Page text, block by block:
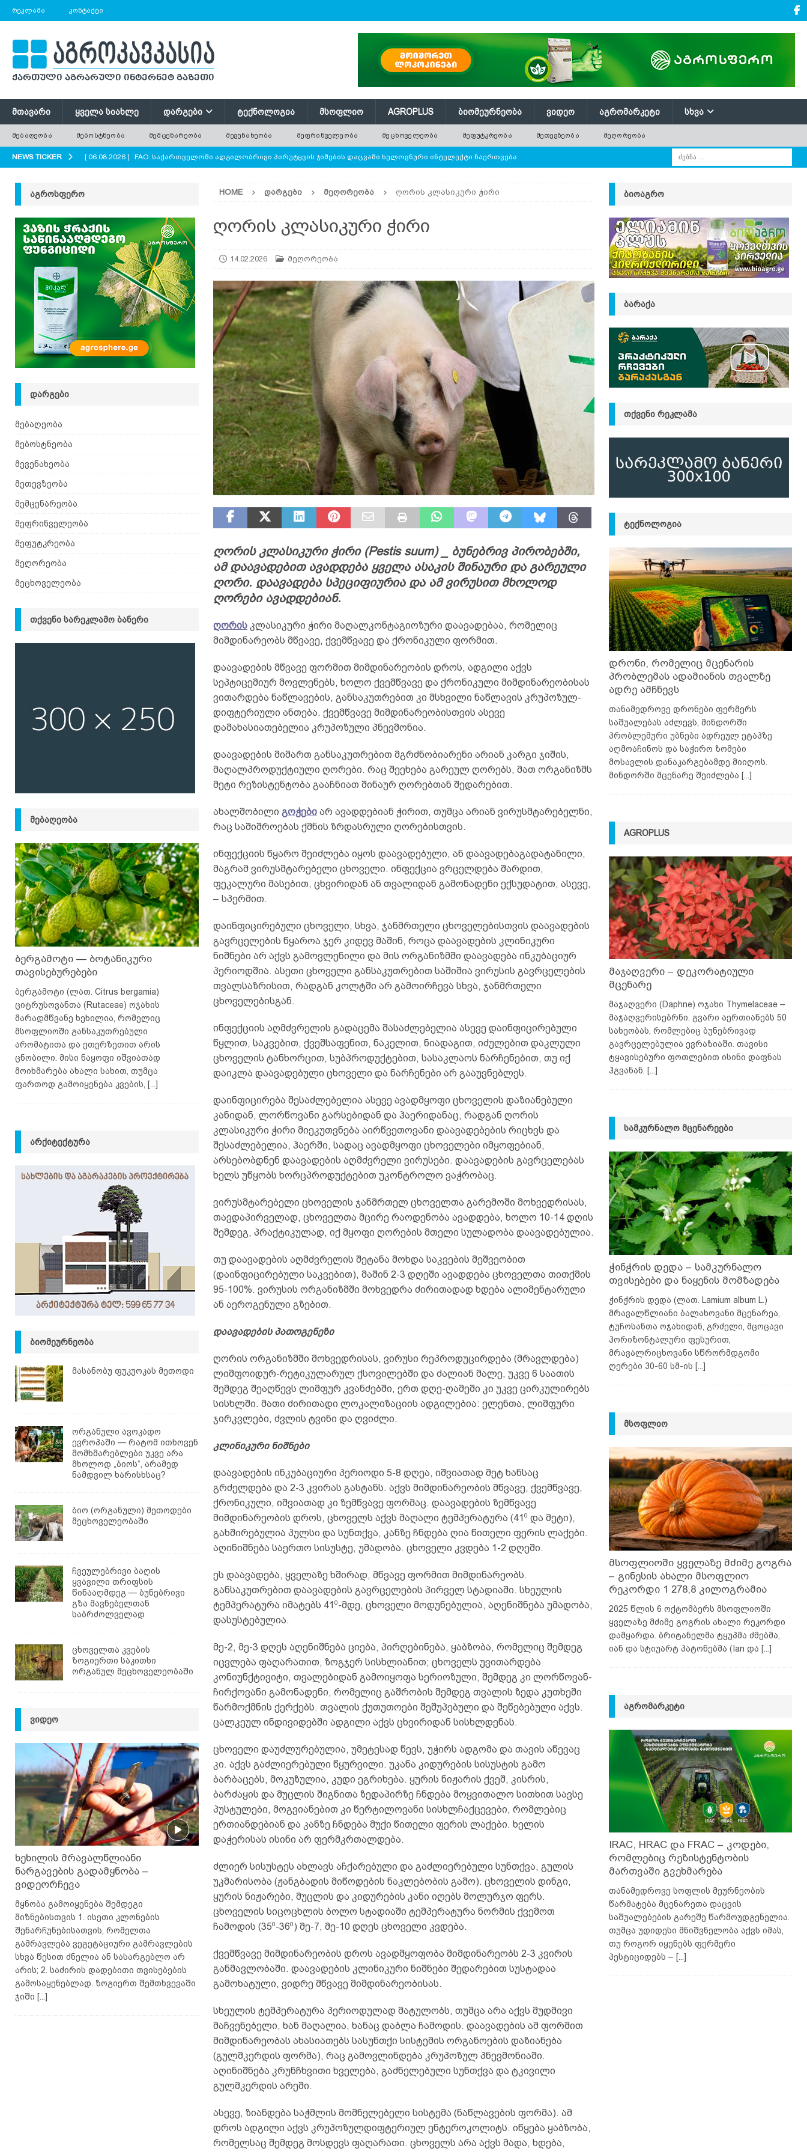
ᲠᲔᲙᲚᲐᲛᲐ ᲙᲝᲜᲢᲐᲥᲢᲘ
ᲛᲗᲐᲕᲐᲠᲘ ᲧᲕᲔᲚᲐ ᲡᲘᲐᲮᲚᲔ ᲓᲐᲠᲒᲔᲑᲘ ᲢᲔᲥᲜᲝᲚᲝᲒᲘᲐ ᲛᲡᲝᲤᲚᲘᲝ AGROPLUS ᲑᲘᲝᲛᲔᲣᲠᲜᲔᲝᲑᲐ ᲕᲘᲓᲔᲝ ᲐᲒᲠᲝᲛᲐᲠᲙᲔᲢᲘ ᲡᲮᲕᲐ
ᲛᲔᲑᲐᲦᲔᲝᲑᲐ ᲛᲔᲑᲝᲡᲢᲜᲔᲝᲑᲐ ᲛᲔᲛᲪᲔᲜᲐᲠᲔᲝᲑᲐ ᲛᲔᲕᲔᲜᲐᲮᲔᲝᲑᲐ ᲛᲔᲤᲠᲘᲜᲕᲔᲚᲔᲝᲑᲐ ᲛᲔᲪᲮᲝᲕᲔᲚᲔᲝᲑᲐ ᲛᲔᲤᲣᲢᲙᲠᲔᲝᲑᲐ ᲛᲔᲗᲔᲕᲖᲔᲝᲑᲐ ᲛᲔᲦᲝᲠᲔᲝᲑᲐ
NEWS TICKER [ 06.08.2026 ] FAO: საქართველოში ადგილობრივი პირუტყვის ჯიშების დაცვაში ხელოვნური ინტელექტი ჩაერთვება
ძველი ხე უფრო ძვირფასია, ვიდრე ათობით ახალი ნერგი — რატომ ვერ ანაცვლებს დარგვა
ყოველთვის მოჭრილ ხეს?
[ 06.08.2026 ] ტრაქტორი, რომელიც საბურავების წნევას თავად არეგულირებს
[ 06.08.2026 ] რუკოლა — არომატული ფოთლოვანი ბოსტნეული, რომლის პოპულარობა მსოფლიოში სწრაფად
იზრდება ᲛᲔᲑᲝᲡᲢᲜᲔᲝᲑᲐ
[ 06.08.2026 ] მაჯაღვერი – დეკორატიული მცენარე AGROPLUS
HOME ᲓᲐᲠᲒᲔᲑᲘ ᲛᲔᲦᲝᲠᲔᲝᲑᲐ ღორის კლასიკური ჭირი
ღორის კლასიკური ჭირი
14.02.2026 მეღორეობა
ღორის კლასიკური ჭირი (Pestis suum) _ ბუნებრივ პირობებში,
ამ დაავადებით ავადდება ყველა ასაკის შინაური და გარეული
ღორი. დაავადება სპეციფიურია და ამ ვირუსით მხოლოდ
ღორები ავადდებიან.
ღორისკლასიკური ჭირი მაღალკონტაგიოზური დაავადებაა, რომელიც
მიმდინარეობს მწვავე, ქვემწვავე და ქრონიკული ფორმით.
დაავადების მწვავე ფორმით მიმდინარეობის დროს, ადგილი აქვს
სეპტიცემიურ მოვლენებს, ხოლო ქვემწვავე და ქრონიკული მიმდინარეობისას
ვითარდება ნაწლავების, განსაკუთრებით კი მსხვილი ნაწლავის კრუპოზულ-
დიფტერიული ანთება. ქვემწვავე მიმდინარეობისთვის ასევე
დამახასიათებელია კრუპოზული პნევმონია.
დაავადების მიმართ განსაკუთრებით მგრძნობიარენი არიან კარგი ჯიშის,
მაღალპროდუქტიული ღორები. რაც შეეხება გარეულ ღორებს, მათ ორგანიზმს
მეტი რეზისტენტობა გააჩნიათ შინაურ ღორებთან შედარებით.
ახალშობილი გოჭებიარ ავადდებიან ჭირით, თუმცა არიან ვირუსმტარებელნი,
რაც საშიშროებას ქმნის ზრდასრული ღორებისთვის.
ინფექციის წყარო შეიძლება იყოს დაავადებული, ან დაავადებაგადატანილი,
მაგრამ ვირუსმტარებელი ცხოველი. ინფექცია ვრცელდება შარდით,
ფეკალური მასებით, ცხვირიდან ან თვალიდან გამონადენი ექსუდატით, ასევე,
– სპერმით.
დაინფიცირებული ცხოველი, სხვა, ჯანმრთელი ცხოველებისთვის დაავადების
გავრცელების წყაროა ჯერ კიდევ მაშინ, როცა დაავადების კლინიკური
ნიშნები არ აქვს გამოვლენილი და მის ორგანიზმში დაავადება ინკუბაციურ
პერიოდშია. ასეთი ცხოველი განსაკუთრებით საშიშია ვირუსის გავრცელების
თვალსაზრისით, რადგან კოლტში არ გამოირჩევა სხვა, ჯანმრთელი
ცხოველებისგან.
ინფექციის აღმძვრელის გადაცემა შასაძლებელია ასევე დაინფიცირებული
წყლით, საკვებით, ქვეშსაფენით, ნაკელით, ნიადაგით, იძულებით დაკლული
ცხოველის ტანხორცით, სუბპროდუქტებით, სასაკლაოს ნარჩენებით, თუ იქ
დაიკლა დაავადებული ცხოველი და ნარჩენები არ გააუვნებლეს.
დაინფიცირება შესაძლებელია ასევე ავადმყოფი ცხოველის დაზიანებული
კანიდან, ლორწოვანი გარსებიდან და ჰაერიდანაც, რადგან ღორის
კლასიკური ჭირი მიეკუთვნება აირწვეთოვანი დაავადებების რიცხვს და
შესაძლებელია, ჰაერში, სადაც ავადმყოფი ცხოველები იმყოფებიან,
არსებობდნენ დაავადების აღმძვრელი ვირუსები. დაავადების გავრცელებას
ხელს უწყობს ხორცპროდუქტებით უკონტროლო ვაჭრობაც.
ვირუსმტარებელი ცხოველის ჯანმრთელ ცხოველთა გარემოში მოხვედრისას,
თავდაპირველად, ცხოველთა მცირე რაოდენობა ავადდება, ხოლო 10-14 დღის
შემდეგ, პრაქტიკულად, იქ მყოფი ღორების მთელი სულადობა დაავადებულია.
თუ დაავადების აღმძვრელის შეტანა მოხდა საკვების მეშვეობით
(დაინფიცირებული საკვებით), მაშინ 2-3 დღეში ავადდება ცხოველთა თითქმის
95-100%. ვირუსის ორგანიზმში მოხვედრა ძირითადად ხდება ალიმენტარული
ან აეროგენული გზებით.
დაავადების პათოგენეზი
ღორის ორგანიზმში მოხვედრისას, ვირუსი რეპროდუცირდება (მრავლდება)
ლიმფოიდურ-რეტიკულარულ ქსოვილებში და ძალიან მალე, უკვე 6 საათის
შემდეგ შეაღწევს ლიმფურ კვანძებში, ერთ დღე-ღამეში კი უკვე ცირკულირებს
სისხლში. მათი ძირითადი ლოკალიზაციის ადგილებია: ელენთა, ლიმფური
ჯირკვლები, ძვლის ტვინი და ღვიძლი.
კლინიკური ნიშნები
დაავადების ინკუბაციური პერიოდი 5-8 დღეა, იშვიათად მეტ ხანსაც
გრძელდება და 2-3 კვირას გასტანს. აქვს მიმდინარეობის მწვავე, ქვემწვავე,
ქრონიკული, იშვიათად კი ზემწვავე ფორმაც. დაავადების ზემწვავე
მიმდინარეობის დროს, ცხოველს აქვს მაღალი ტემპერატურა (41 0 და მეტი),
გახშირებულია პულსი და სუნთქვა, კანზე ჩნდება ღია წითელი ფერის ლაქები.
აღინიშნება საერთო სისუსტე, უმადობა. ცხოველი კვდება 1-2 დღეში.
ეს დაავადება, ყველაზე ხშირად, მწვავე ფორმით მიმდინარეობს.
განსაკუთრებით დაავადების გავრცელების პირველ სტადიაში. სხეულის
ტემპერატურა იმატებს 41 0-მდე, ცხოველი მოდუნებულია, აღენიშნება უმადობა,
დასუსტებულია.
მე-2, მე-3 დღეს აღენიშნება ციება, პირღებინება, ყაბზობა, რომელიც შემდეგ
იცვლება ფაღარათით, ზოგჯერ სისხლიანით; ცხოველს უვითარდება
კონიუნქტივიტი, თვალებიდან გამოიყოფა სერიოზული, შემდეგ კი ლორწოვან-
ჩირქოვანი გამონადენი, რომელიც გაშრობის შემდეგ თვალის ზედა კუთხეში
წარმოქმნის ქერქებს. თვალის ქუთუთოები შეშუპებული და შეწებებული აქვს.
ცალკეულ ინდივიდებში ადგილი აქვს ცხვირიდან სისხლდენას.
ცხოველი დაუძლურებულია, უმეტესად წევს, უჭირს ადგომა და თავის აწევაც
კი. აქვს გაძლიერებული წყურვილი. უკანა კიდურების სისუსტის გამო
ბარბაცებს, მოკუზულია, კუდი ეგრიხება. ყურის ნიჟარის ქვეშ, კისრის,
ბარძაყის და მუცლის შიგნითა ზედაპირზე ჩნდება მოყვითალო სითხით სავსე
პუსტულები, მოგვიანებით კი წერტილოვანი სისხლჩაქცევები, რომლებიც
ერთიანდებიან და კანზე ჩნდება მუქი წითელი ფერის ლაქები. ხელის
დაჭერისას ისინი არ ფერმკრთალდება.
ძლიერ სისუსტეს ახლავს აჩქარებული და გაძლიერებული სუნთქვა, გულის
უკმარისობა (ჟანგბადის მიწოდების ნაკლებობის გამო). ცხოველის დინგი,
ყურის ნიჟარები, მუცლის და კიდურების კანი იღებს მოლურჯო ფერს.
ცხოველის სიცოცხლის ბოლო სტადიაში ტემპერატურა ნორმის ქვემოთ
ჩამოდის (350-360) მე-7, მე-10 დღეს ცხოველი კვდება.
ქვემწვავე მიმდინარეობის დროს ავადმყოფობა მიმდინარეობს 2-3 კვირის
განმავლობაში. დაავადების კლინიკური ნიშნები შედარებით სუსტადაა
გამოხატული, ვიდრე მწვავე მიმდინარეობისას.
სხეულის ტემპერატურა პერიოდულად მატულობს, თუმცა არა აქვს მუდმივი
მაჩვენებელი, ხან მაღალია, ხანაც დაბლა ჩამოდის. დაავადების ამ ფორმით
მიმდინარეობას ახასიათებს სასუნთქი სისტემის ორგანოების დაზიანება
(გულმკერდის ფორმა), რაც გამოვლინდება კრუპოზულ პნევმონიაში.
აღინიშნება კრუნჩხვითი ხველება, გაძნელებული სუნთქვა და ტკივილი
გულმკერდის არეში.
ასევე, ზიანდება საჭმლის მომნელებელი სისტემა (ნაწლავების ფორმა). ამ
დროს ადგილი აქვს კრუპოზულდიფტერიულ ენტეროკოლიტს. იწყება ყაბზობა,
რომელსაც შემდეგ მოსდევს ფაღარათი. ცხოველს არა აქვს მადა, ხდება,
ᲐᲒᲠᲝᲡᲤᲔᲠᲝ
ᲓᲐᲠᲒᲔᲑᲘ
მებაღეობა
მებოსტნეობა
მევენახეობა
მეთევზეობა
მემცენარეობა
მეფრინველეობა
მეფუტკრეობა
მეღორეობა
მეცხოველეობა
ᲗᲥᲕᲔᲜᲘ ᲡᲐᲠᲔᲙᲚᲐᲛᲝ ᲑᲐᲜᲔᲠᲘ
ᲛᲔᲑᲐᲦᲔᲝᲑᲐ
ბერგამოტი — ბოტანიკური
თავისებურებები
ბერგამოტი (ლათ. Citrus bergamia)
ციტრუსოვანთა (Rutaceae) ოჯახის
მარადმწვანე ხეხილია, რომელიც
მსოფლიოში განსაკუთრებული
არომატითა და ეთერზეთით არის
ცნობილი. მისი ნაყოფი იშვიათად
მოიხმარება ახალი სახით, თუმცა
ფართოდ გამოიყენება კვების,
[...]
ᲐᲠᲥᲘᲢᲔᲥᲢᲣᲠᲐ
ᲑᲘᲝᲛᲔᲣᲠᲜᲔᲝᲑᲐ
მასანობუ ფუკუოკას მეთოდი
ორგანული ავოკადო
ევროპაში — რატომ ითხოვენ
მომხმარებლები უკვე არა
მხოლოდ „ბიოს“, არამედ
ნამდვილ ხარისხსაც?
ბიო (ორგანული) მეთოდები
მეცხოველეობაში
ჩვეულებრივი ბაღის
ყვავილი თრიფსის
წინააღმდეგ — ბუნებრივი
გზა მავნებელთან
საბრძოლველად
ცხოველთა კვების
ზოგიერთი საკითხი
ორგანულ მეცხოველეობაში
ᲕᲘᲓᲔᲝ
ხეხილის მრავალწლიანი
ნარგავების გადამყნობა –
ვიდეორჩევა
მყნობა გამოიყენება შემდეგი
მიზნებისთვის 1. ისეთი კლონების
შენარჩუნებისათვის, რომელთა
გამრავლება ვეგეტაციური გამრავლების
სხვა წესით ძნელია ან სასარგებლო არ
არის; 2. საძირის დადებითი თვისებების
გამოსაყენებლად. ზოგიერთ შემთხვევაში
ჯიში [...]
ᲑᲘᲝᲐᲒᲠᲝ
ᲑᲐᲠᲐᲥᲐ
ᲗᲥᲕᲔᲜᲘ ᲠᲔᲙᲚᲐᲛᲐ
ᲢᲔᲥᲜᲝᲚᲝᲒᲘᲐ
დრონი, რომელიც მცენარის
პრობლემას ადამიანის თვალზე
ადრე ამჩნევს
თანამედროვე დრონები ფერმერს
საშუალებას აძლევს, მინდორში
პრობლემური უბნები ადრეულ ეტაპზე
აღმოაჩინოს და საჭირო ზომები
მოსავლის დანაკარგებამდე მიიღოს.
მინდორში მცენარე შეიძლება [...]
AGROPLUS
მაჯაღვერი – დეკორატიული
მცენარე
მაჯაღვერი (Daphne) ოჯახი Thymelaceae –
მაჯაღვერისებრნი. გვარი აერთიანებს 50
სახეობას, რომლებიც ბუნებრივად
გავრცელებულია ევრაზიაში. თავისი
ტყავისებური ფოთლებით ისინი დაფნას
ჰგვანან. [...]
ᲡᲐᲛᲙᲣᲠᲜᲐᲚᲝ ᲛᲪᲔᲜᲐᲠᲔᲔᲑᲘ
ჭინჭრის დედა – სამკურნალო
თვისებები და ნაყენის მომზადება
ჭინჭრის დედა (ლათ. Lamium album L.)
მრავალწლიანი ბალახოვანი მცენარეა,
ტუჩოსანთა ოჯახიდან, გრძელი, მცოცავი
ჰორიზონტალური ფესურით,
მრავალრიცხოვანი სწრორმდგომი
ღერები 30-60 სმ-ის [...]
ᲛᲡᲝᲤᲚᲘᲝ
მსოფლიოში ყველაზე მძიმე გოგრა
– გინესის ახალი მსოფლიო
რეკორდი 1 278,8 კილოგრამია
2025 წლის 6 ოქტომბერს მსოფლიოში
ყველაზე მძიმე გოგრის ახალი რეკორდი
დამყარდა. ბრიტანელმა ტყუპმა ძმებმა,
იან და სტიუარტ პატონებმა (Ian და [...]
ᲐᲒᲠᲝᲛᲐᲠᲙᲔᲢᲘ
IRAC, HRAC და FRAC – კოდები,
რომლებიც რეზისტენტობის
მართვაში გვეხმარება
თანამედროვე სოფლის მეურნეობის
წარმატება მცენარეთა დაცვის
საშუალებების გარეშე წარმოუდგენელია.
თუმცა უდიდესი მნიშვნელობა აქვს იმას,
თუ როგორ იყენებს ფერმერი
პესტიციდებს – [...]